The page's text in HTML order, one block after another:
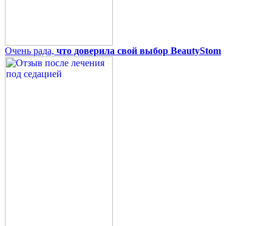
Очень рада, что доверила свой выбор BeautyStom